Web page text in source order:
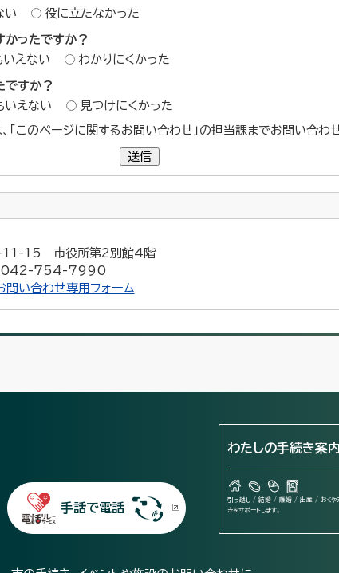
い 役に立たなかった
かったですか？
いえない わかりにくかった
ですか？
いえない 見つけにくかった
「このページに関するお問い合わせ」の担当課までお問い合わ
送信
15 市役所第2別館4階
042-754-7990
い合わせ専用フォーム
手話で電話
わたしの手続き案内
引っ越し / 結婚 / 離婚 / 出産 / おくや
きをサポートします。